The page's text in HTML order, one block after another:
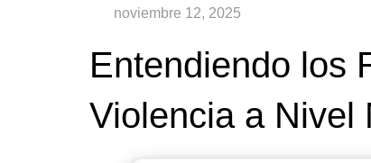
Entendiendo los
Violencia a Nivel